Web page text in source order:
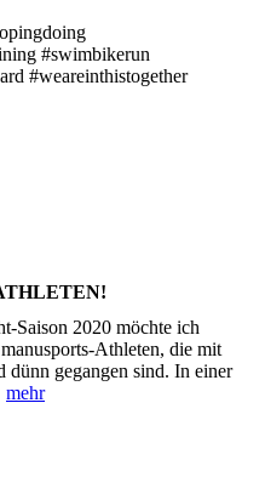
#swimbikerun
#weareinthistogether
Saison 2020 möchte ich
Athleten, die mit
dünn gegangen sind. In einer
mehr